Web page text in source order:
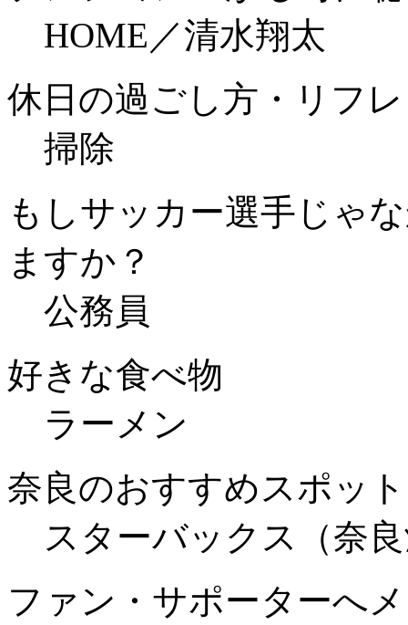
HOME／清水翔太
休日の過ごし方・リフ
掃除
もしサッカー選手じゃ
ますか？
公務員
好きな食べ物
ラーメン
奈良のおすすめスポット
スターバックス（奈
ファン・サポーターへ